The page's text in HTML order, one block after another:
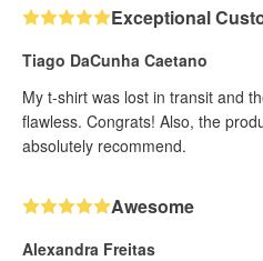
Exceptional
Tiago DaCunha Caetano
My t-shirt was lost in transit and
flawless. Congrats! Also, the
absolutely recommend.
Awesome
Alexandra Freitas